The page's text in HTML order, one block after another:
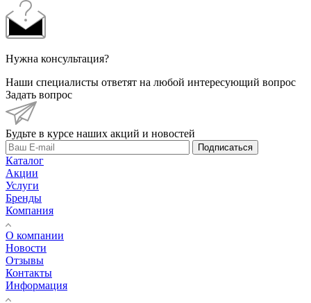
Нужна консультация?
Наши специалисты ответят на любой интересующий вопрос
Задать вопрос
Будьте в курсе наших акций и новостей
Подписаться
Каталог
Акции
Услуги
Бренды
Компания
О компании
Новости
Отзывы
Контакты
Информация